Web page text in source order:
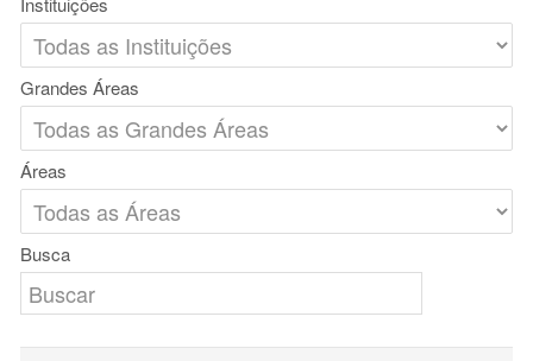
Grandes Áreas
Áreas
Busca